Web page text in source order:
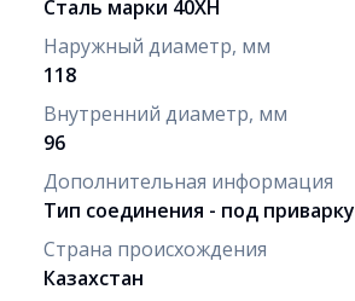
Сталь марки 40ХН
Наружный диаметр, мм
118
Внутренний диаметр, мм
96
Дополнительная информация
Тип соединения - под приварку
Страна происхождения
Казахстан